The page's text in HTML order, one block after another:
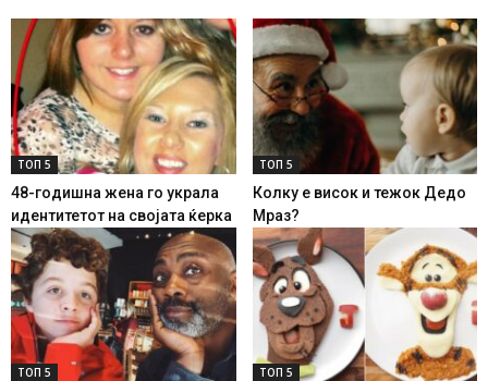
ТОП 5
48-годишна жена го украла
идентитетот на својата ќерка
ТОП 5
Колку е висок и тежок Дедо
Мраз?
ТОП 5 ТОП 5